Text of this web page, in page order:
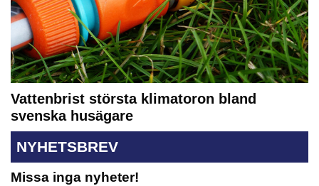
Vattenbrist största klimatoron bland
svenska husägare
NYHETSBREV
Missa inga nyheter!